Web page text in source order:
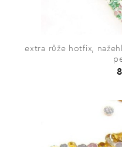
extra růže hotfix,